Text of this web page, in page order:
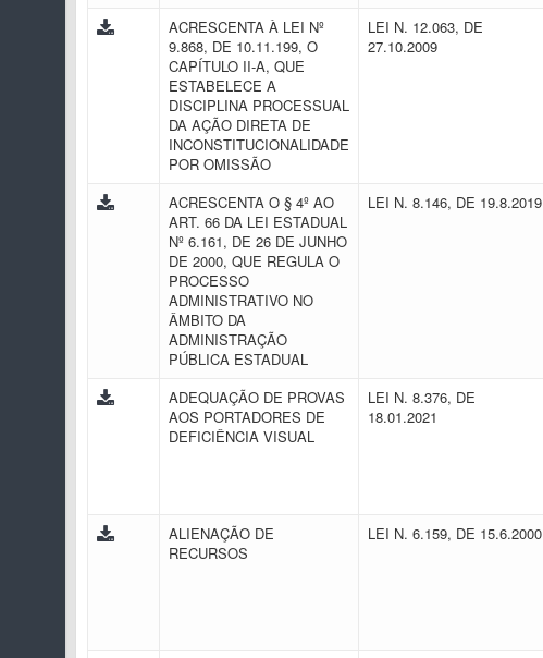
ACRESCENTA À LEI Nº
9.868, DE 10.11.199, O
CAPÍTULO II-A, QUE
ESTABELECE A
DISCIPLINA PROCESSUAL
DA AÇÃO DIRETA DE
INCONSTITUCIONALIDADE
POR OMISSÃO
LEI N. 12.063, DE
27.10.2009
ACRESCENTA O § 4º AO
ART. 66 DA LEI ESTADUAL
Nº 6.161, DE 26 DE JUNHO
DE 2000, QUE REGULA O
PROCESSO
ADMINISTRATIVO NO
ÂMBITO DA
ADMINISTRAÇÃO
PÚBLICA ESTADUAL
LEI N. 8.146, DE 19.8.2019
ADEQUAÇÃO DE PROVAS
AOS PORTADORES DE
DEFICIÊNCIA VISUAL
LEI N. 8.376, DE
18.01.2021
ALIENAÇÃO DE
RECURSOS
LEI N. 6.159, DE 15.6.2000